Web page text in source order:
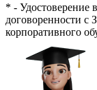
* - Удостоверение
договоренности с
корпоративного